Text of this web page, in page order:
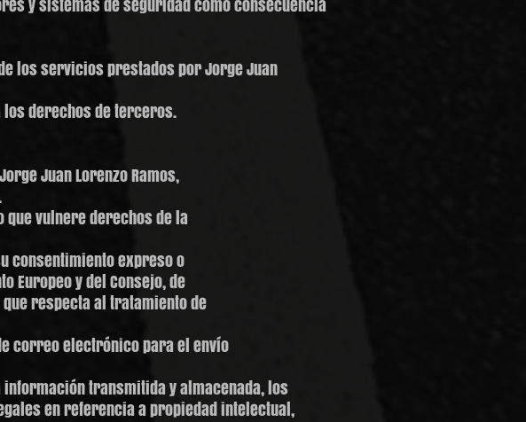
y sistemas de seguridad como consecuencia
los servicios prestados por Jorge Juan
derechos de terceros.
Juan Lorenzo Ramos,
vulnere derechos de la
consentimiento expreso o
Europeo y del Consejo, de
respecta al tratamiento de
correo electrónico para el envío
transmitida y almacenada, los
en referencia a propiedad intelectual,